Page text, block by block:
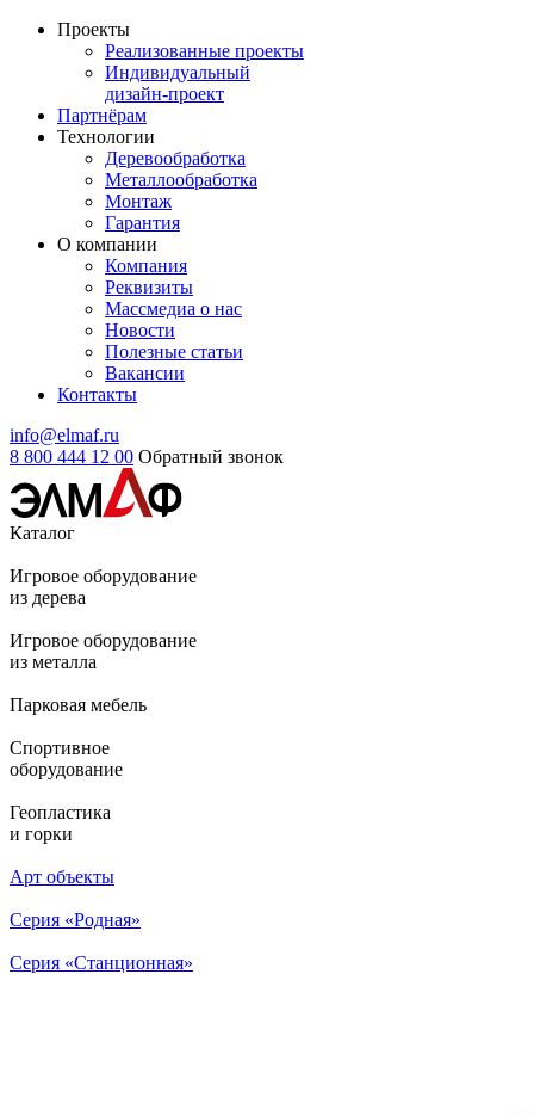
Проекты
Реализованные проекты
Индивидуальный
дизайн-проект
Партнёрам
Технологии
Деревообработка
Металлообработка
Монтаж
Гарантия
О компании
Компания
Реквизиты
Массмедиа о нас
Новости
Полезные статьи
Вакансии
Контакты
info@elmaf.ru
8 800 444 12 00 Обратный звонок
Каталог
Игровое оборудование
из дерева
Игровое оборудование
из металла
Парковая мебель
Спортивное
оборудование
Геопластика
и горки
Арт объекты
Серия «Родная»
Серия «Станционная»